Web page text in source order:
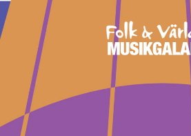
Skip
to
content